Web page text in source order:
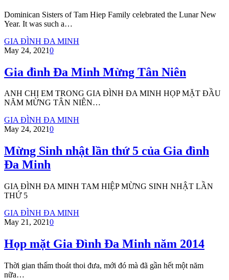
Dominican Sisters of Tam Hiep Family celebrated the Lunar New
Year. It was such a…
GIA ĐÌNH ĐA MINH
May 24, 20210
Gia đình Đa Minh Mừng Tân Niên
ANH CHỊ EM TRONG GIA ĐÌNH ĐA MINH HỌP MẶT ĐẦU
NĂM MỪNG TÂN NIÊN…
GIA ĐÌNH ĐA MINH
May 24, 20210
Mừng Sinh nhật lần thứ 5 của Gia đình
Đa Minh
GIA ĐÌNH ĐA MINH TAM HIỆP MỪNG SINH NHẬT LẦN
THỨ 5
GIA ĐÌNH ĐA MINH
May 21, 20210
Họp mặt Gia Đình Đa Minh năm 2014
Thời gian thấm thoát thoi đưa, mới đó mà đã gần hết một năm
nữa…